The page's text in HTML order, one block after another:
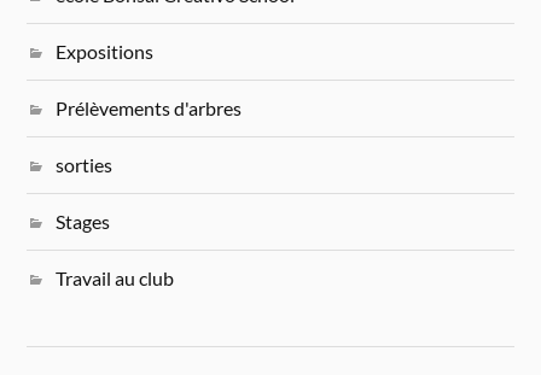
Expositions
Prélèvements d'arbres
sorties
Stages
Travail au club